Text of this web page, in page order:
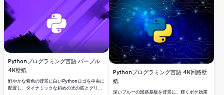
Pythonプログラミング言語 パープル
4K壁紙
鮮やかな紫色の背景に白いPythonロゴを中央に
配置し、ダイナミックな斜めの光の筋とグリッ
Pythonプログラミング言語 4K回路壁
紙
深いブルーの回路基板を背景に、輝くボケ効果